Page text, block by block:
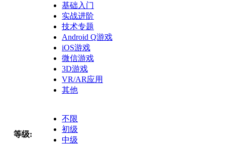
基础入门
实战进阶
技术专题
Android Q游戏
iOS游戏
微信游戏
3D游戏
VR/AR应用
其他
等级:
不限
初级
中级